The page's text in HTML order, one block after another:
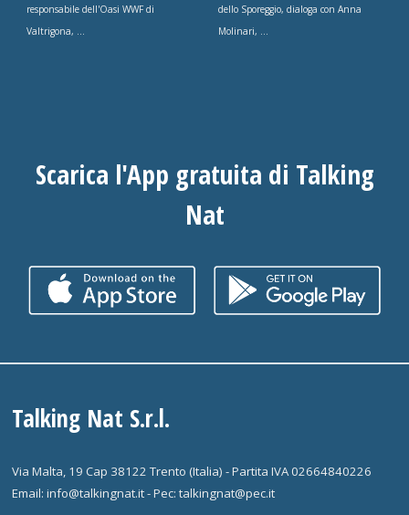
responsabile dell'Oasi WWF di
Valtrigona, ...
dello Sporeggio, dialoga con Anna
Molinari, ...
Scarica l'App gratuita di Talking
Nat
Talking Nat S.r.l.
Via Malta, 19 Cap 38122 Trento (Italia) - Partita IVA 02664840226
Email: info@talkingnat.it - Pec: talkingnat@pec.it